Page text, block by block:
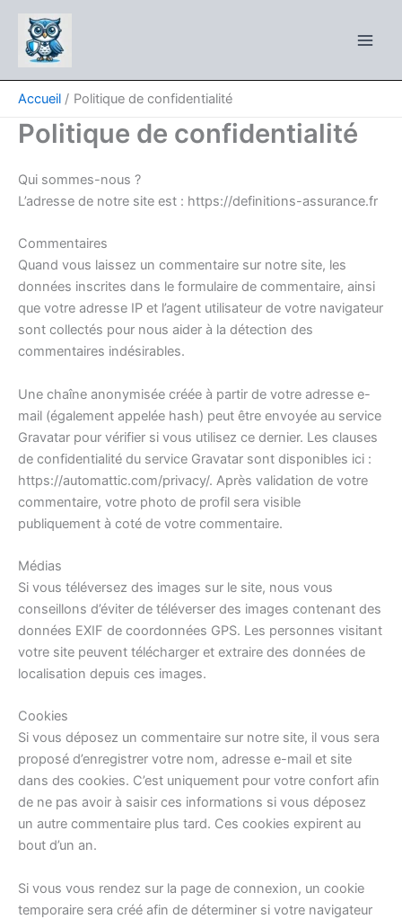
contenu
Accueil Politique de confidentialité
Politique de confidentialité
Qui sommes-nous ?
L’adresse de notre site est : https://definitions-assurance.fr
Commentaires
Quand vous laissez un commentaire sur notre site, les
données inscrites dans le formulaire de commentaire, ainsi
que votre adresse IP et l’agent utilisateur de votre navigateur
sont collectés pour nous aider à la détection des
commentaires indésirables.
Une chaîne anonymisée créée à partir de votre adresse e-
mail (également appelée hash) peut être envoyée au service
Gravatar pour vérifier si vous utilisez ce dernier. Les clauses
de confidentialité du service Gravatar sont disponibles ici :
https://automattic.com/privacy/. Après validation de votre
commentaire, votre photo de profil sera visible
publiquement à coté de votre commentaire.
Médias
Si vous téléversez des images sur le site, nous vous
conseillons d’éviter de téléverser des images contenant des
données EXIF de coordonnées GPS. Les personnes visitant
votre site peuvent télécharger et extraire des données de
localisation depuis ces images.
Cookies
Si vous déposez un commentaire sur notre site, il vous sera
proposé d’enregistrer votre nom, adresse e-mail et site
dans des cookies. C’est uniquement pour votre confort afin
de ne pas avoir à saisir ces informations si vous déposez
un autre commentaire plus tard. Ces cookies expirent au
bout d’un an.
Si vous vous rendez sur la page de connexion, un cookie
temporaire sera créé afin de déterminer si votre navigateur